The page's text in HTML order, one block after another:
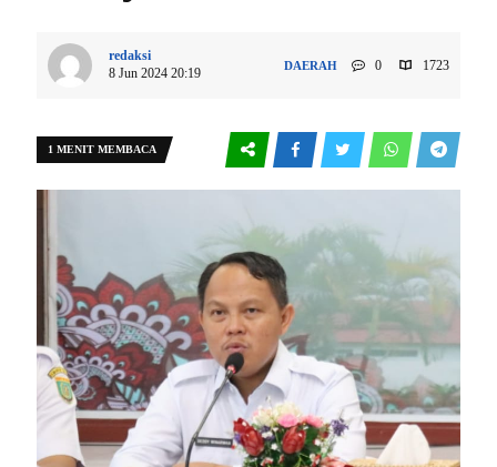
redaksi
8 Jun 2024 20:19
DAERAH 0 1723
1 MENIT MEMBACA